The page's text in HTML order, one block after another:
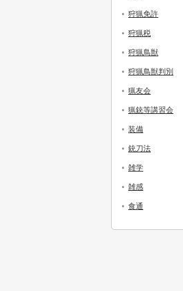
狩猟免許
狩猟税
狩猟鳥獣
狩猟鳥獣判別
猟友会
猟銃等講習会
装備
銃刀法
雑学
雑感
食通